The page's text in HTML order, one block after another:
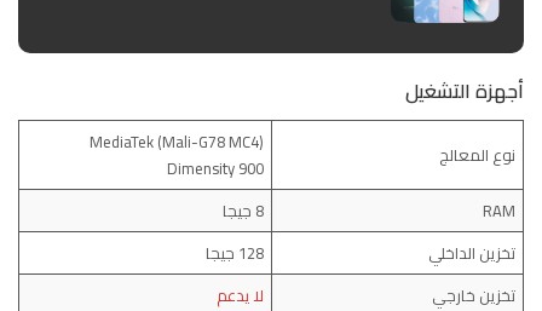
أجهزة التشغيل
نوع المعالج
(Mali-G78 MC4) MediaTek
Dimensity 900
RAM
8 جيجا
تخزين الداخلي
128 جيجا
تخزين خارجي
لايدعم